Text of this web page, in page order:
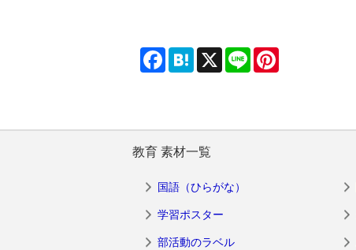
FacebookHatenaX Line
教育 素材一覧
国語（ひらがな）
学習ポスター
部活動のラベル